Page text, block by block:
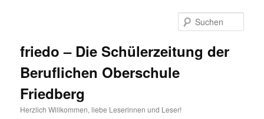
friedo – Die Schülerzeitung der
Beruflichen Oberschule
Friedberg
Herzlich Willkommen, liebe Leserinnen und Leser!